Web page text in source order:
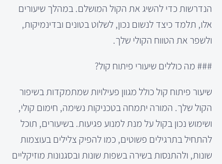
הנדרשות כדי להשיג את הקול המושלם. במהלך שיעורים
אלו, תלמד כיצד לנשום נכון, לשלוט בטונים ובדינמיקות,
ולשפר את הטווח הקולי שלך.
### מה כוללים שיעורי פיתוח קול?
שיעור פיתוח קול כולל מגוון פעילויות שמתמקדות בשיפור
הקול שלך. המורה יתמחה בטכניקות נשימה, חימום קולי,
ושימוש נכון בקול על מנת למנוע פגיעות. בשיעורים, תוכל
להתחיל בתרגילים פשוטים, כמו להפיק צלילים בעוצמות
שונות, ולהתנסות בשירה בשפות שונות ובסגנונות מוזיקליים